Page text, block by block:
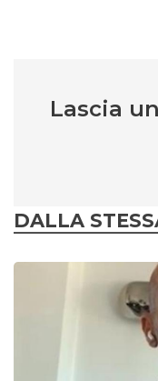
Lascia
DALLA